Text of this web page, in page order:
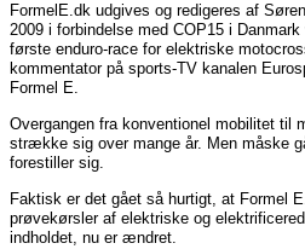
FormelE.dk udgives og redigeres af
2009 i forbindelse med COP15 i
første enduro-race for elektriske
kommentator på sports-TV kanalen
Formel E.
Overgangen fra konventionel mobilitet til
strække sig over mange år. Men måske
forestiller sig.
Faktisk er det gået så hurtigt, at Formel
prøvekørsler af elektriske og
indholdet, nu er ændret.